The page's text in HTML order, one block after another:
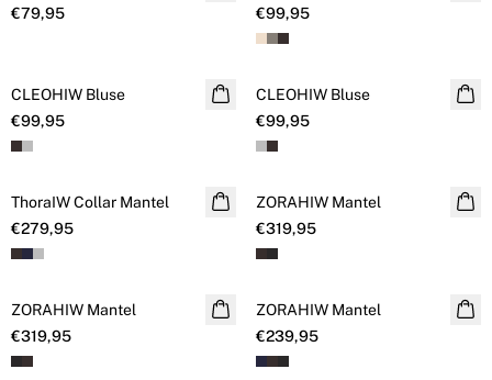
€79,95
€99,95
NEUHEITEN
CLEOHIW Bluse
€99,95
NEUHEITEN
CLEOHIW Bluse
€99,95
NEUHEITEN
ThoraIW Collar Mantel
€279,95
NEUHEITEN
ZORAHIW Mantel
€319,95
NEUHEITEN
ZORAHIW Mantel
€319,95
NEUHEITEN
ZORAHIW Mantel
€239,95